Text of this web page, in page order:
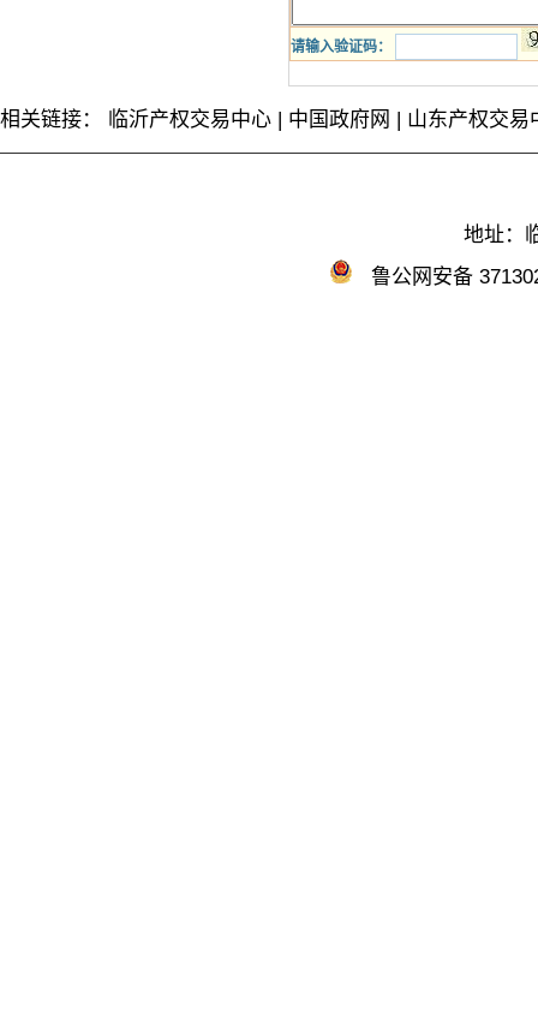
请输入验证码：
相关链接： 临沂产权交易中心 | 中国政府网 | 山东产权交易
地址：
鲁公网安备